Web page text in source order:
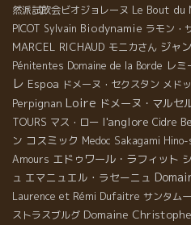
然派試飲会ビオジョレーヌ Le Bout du
PICOT Sylvain Biodynamie ラモン・
MARCEL RICHAUD モニカさん ジャ
Pénitentes Domaine de la Borde レミ
レ Espoa ドメーヌ・セクスタン メド
Perpignan Loire ドメーヌ・マルセ
TOURS マス・ロー l'anglore Cidre
ン コスミック Medoc Sakagami Hino-
Amours エドゥワール・ラフィット
ュ エマニュエル・ラセーニュ
Laurence et Rémi Dufaitre サンタム
ストラスブルグ Domaine